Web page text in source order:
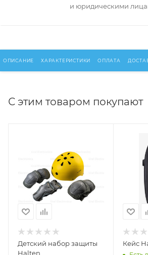
и юридическими
ОПИСАНИЕ ХАРАКТЕРИСТИКИ ОПЛАТА
С этим товаром покупают
Детский набор защиты
Halten
Кейс